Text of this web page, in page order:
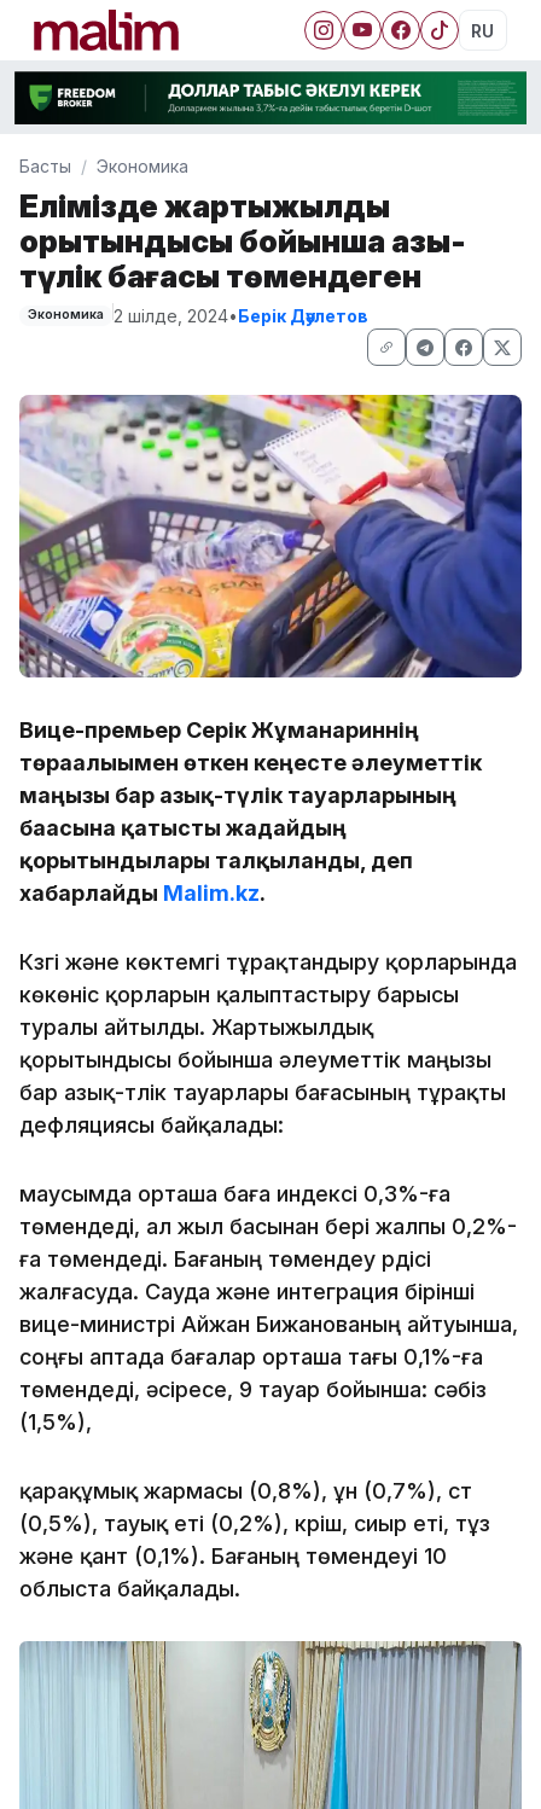
RU
Басты Экономика
Елімізде жартыжылдық
қорытындысы бойынша азық-
түлік бағасы төмендеген
Экономика 2 шілде, 2024•Берік Дәулетов
Вице-премьер Серік Жұманғариннің
төрағалығымен өткен кеңесте әлеуметтік
маңызы бар азық-түлік тауарларының
бағасына қатысты жағдайдың
қорытындылары талқыланды, деп
хабарлайды Malim.kz.
Күзгі және көктемгі тұрақтандыру қорларында
көкөніс қорларын қалыптастыру барысы
туралы айтылды. Жартыжылдық
қорытындысы бойынша әлеуметтік маңызы
бар азық-түлік тауарлары бағасының тұрақты
дефляциясы байқалады:
маусымда орташа баға индексі 0,3%-ға
төмендеді, ал жыл басынан бері жалпы 0,2%-
ға төмендеді. Бағаның төмендеу үрдісі
жалғасуда. Сауда және интеграция бірінші
вице-министрі Айжан Бижанованың айтуынша,
соңғы аптада бағалар орташа тағы 0,1%-ға
төмендеді, әсіресе, 9 тауар бойынша: сәбіз
(1,5%),
қарақұмық жармасы (0,8%), ұн (0,7%), сүт
(0,5%), тауық еті (0,2%), күріш, сиыр еті, тұз
және қант (0,1%). Бағаның төмендеуі 10
облыста байқалады.